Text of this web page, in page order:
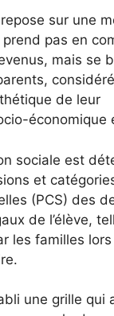
repose sur une
pas en
mais se
de leur
économique
sociale est
et
(PCS) des
de l’élève,
les familles
une grille qui